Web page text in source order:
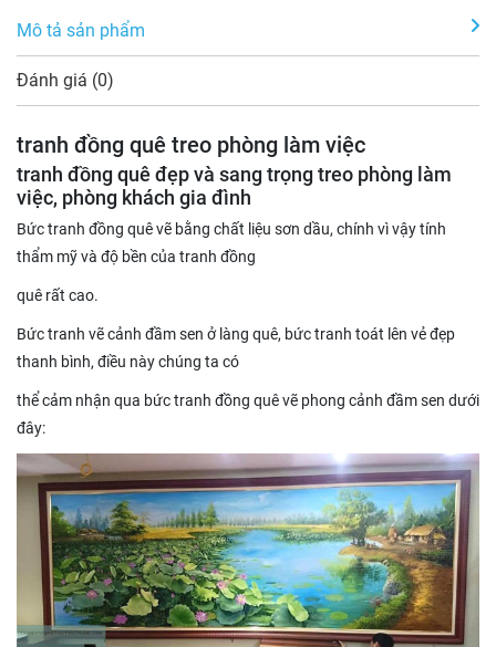
Mô tả sản phẩm
Đánh giá (0)
tranh đồng quê treo phòng làm việc
tranh đồng quê đẹp và sang trọng treo phòng làm
việc, phòng khách gia đình
Bức tranh đồng quê vẽ bằng chất liệu sơn dầu, chính vì vậy tính
thẩm mỹ và độ bền của tranh đồng
quê rất cao.
Bức tranh vẽ cảnh đầm sen ở làng quê, bức tranh toát lên vẻ đẹp
thanh bình, điều này chúng ta có
thể cảm nhận qua bức tranh đồng quê vẽ phong cảnh đầm sen dưới
đây: